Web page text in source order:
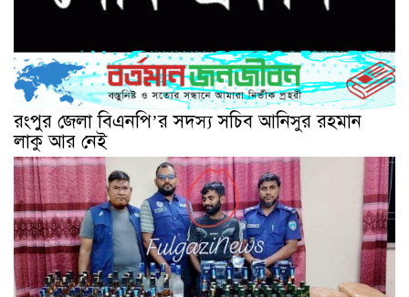
রংপুর জেলা বিএনপি’র সদস্য সচিব আনিসুর রহমান
লাকু আর নেই